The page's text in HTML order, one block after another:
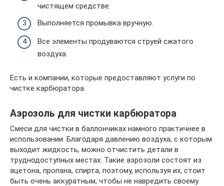
чистящем средстве.
Выполняется промывка вручную.
Все элементы продуваются струей сжатого
воздуха.
Есть и компании, которые предоставляют услуги по
чистке карбюратора.
Аэрозоль для чистки карбюратора
Смеси для чистки в баллончиках намного практичнее в
использовании. Благодаря давлению воздуха, с которым
выходит жидкость, можно отчистить детали в
труднодоступных местах. Такие аэрозоли состоят из
ацетона, пропана, спирта, поэтому, используя их, стоит
быть очень аккуратным, чтобы не навредить своему